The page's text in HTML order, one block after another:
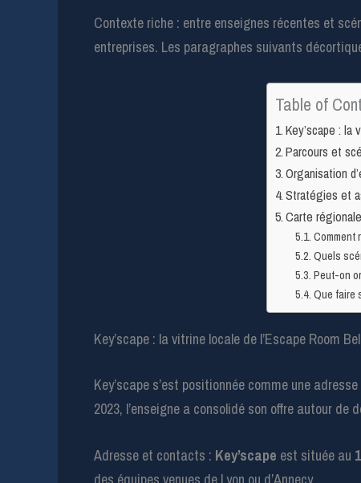
Contexte riche : entre enseignes récentes et
entreprises. Les paragraphes suivants
Table of
Key’scape : la
Parcours et
Organisation
Stratégies et
Carte
Comment
Quels
Peut-on
Que faire
Key’scape : la vitrine locale de l’Escape Room
Key’scape s’est positionnée comme une
2023, l’enseigne a consolidé son offre autour
Adresse et contacts : Key’scape est située au